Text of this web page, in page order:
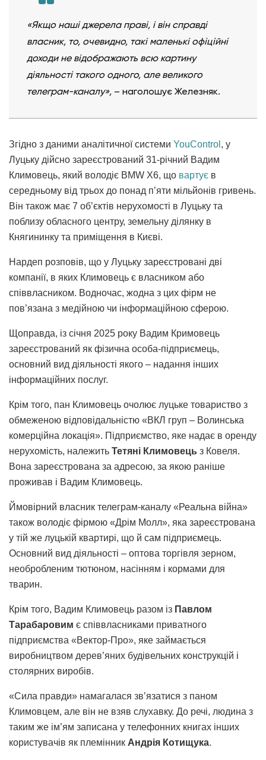
«Якщо наші джерела праві, і він справді
власник, то, очевидно, такі маленькі офіційні
доходи не відображають всю картину
діяльності такого одного, але великого
телеграм-каналу», – наголошує Железняк.
Згідно з даними аналітичної системи YouControl , у
Луцьку дійсно зареєстрований 31-річний Вадим
Климовець, який володіє BMW X6, що вартує в
середньому від трьох до понад п’яти мільйонів гривень.
Він також має 7 об’єктів нерухомості в Луцьку та
поблизу обласного центру, земельну ділянку в
Княгининку та приміщення в Києві.
Нардеп розповів, що у Луцьку зареєстровані дві
компанії, в яких Климовець є власником або
співвласником. Водночас, жодна з цих фірм не
пов’язана з медійною чи інформаційною сферою.
Щоправда, із січня 2025 року Вадим Кримовець
зареєстрований як фізична особа-підприємець,
основний вид діяльності якого – надання інших
інформаційних послуг.
Крім того, пан Климовець очолює луцьке товариство з
обмеженою відповідальністю «ВКЛ груп – Волинська
комерційна локація». Підприємство, яке надає в оренду
нерухомість, належить Тетяні Климовець з Ковеля.
Вона зареєстрована за адресою, за якою раніше
проживав і Вадим Климовець.
Ймовірний власник телеграм-каналу «Реальна війна»
також володіє фірмою «Дрім Молл», яка зареєстрована
у тій же луцькій квартирі, що й сам підприємець.
Основний вид діяльності – оптова торгівля зерном,
необробленим тютюном, насінням і кормами для
тварин.
Крім того, Вадим Климовець разом із Павлом
Тарабаровим є співвласниками приватного
підприємства «Вектор-Про», яке займається
виробництвом дерев’яних будівельних конструкцій і
столярних виробів.
«Сила правди» намагалася зв’язатися з паном
Климовцем, але він не взяв слухавку. До речі, людина з
таким же ім’ям записана у телефонних книгах інших
користувачів як племінник Андрія Котищука.